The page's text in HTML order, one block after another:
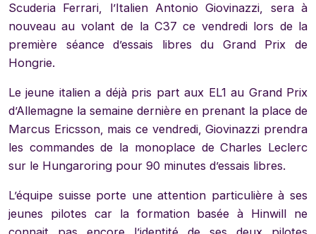
Scuderia Ferrari, l’Italien Antonio Giovinazzi, sera à
nouveau au volant de la C37 ce vendredi lors de la
première séance d’essais libres du Grand Prix de
Hongrie.
Le jeune italien a déjà pris part aux EL1 au Grand Prix
d’Allemagne la semaine dernière en prenant la place de
Marcus Ericsson, mais ce vendredi, Giovinazzi prendra
les commandes de la monoplace de Charles Leclerc
sur le Hungaroring pour 90 minutes d’essais libres.
L’équipe suisse porte une attention particulière à ses
jeunes pilotes car la formation basée à Hinwill ne